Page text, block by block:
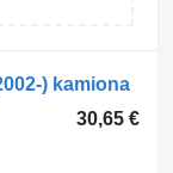
) kamiona
30,65 €